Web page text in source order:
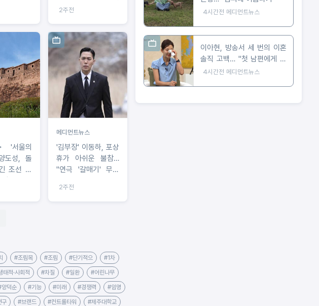
은 “다시, 네 가족”
2주전
'서울의
도성, 돌
조선 수
기록
메디먼트뉴스
'김부장' 이동하, 포상
휴가 아쉬운 불참…
"연극 '갈매기' 무대
율 불가능"
2주전
#조림목 #조림 #단기적으 #1차
태적·사회적 #차질 #일환 #어린나무
덕순 #기능 #미래 #경쟁력 #임명
구 #브랜드 #컨트롤타워 #제주대학교
4시간전 메디먼트뉴스
이아현, 방송서 세 번의 이혼
솔직 고백… "첫 남편에게 가
장 미안해"
4시간전 메디먼트뉴스